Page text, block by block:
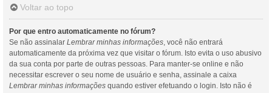
Voltar ao topo
Por que entro automaticamente no fórum?
Se não assinalar Lembrar minhas informações, você não entrará
automaticamente da próxima vez que visitar o fórum. Isto evita o uso abusivo
da sua conta por parte de outras pessoas. Para manter-se online e não
necessitar escrever o seu nome de usuário e senha, assinale a caixa
Lembrar minhas informações quando estiver efetuando o login. Isto não é